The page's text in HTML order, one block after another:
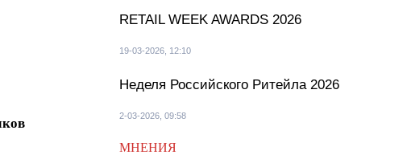
RETAIL WEEK AWARDS 2026
19-03-2026, 12:10
Неделя Российского Ритейла 2026
2-03-2026, 09:58
МНЕНИЯ